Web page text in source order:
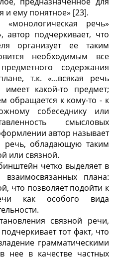
и ему понятное» [23].
речь»
автор подчеркивает, что
организует ее таким
необходимым все
содержания
т.к. «...всякая речь
какой-то предмет;
обращается к кому-то - к
собеседнику или
смысловых
автор называет
речь, обладающую таким
или связной.
четко выделяет в
плана:
что позволяет подойти к
как особого вида
связной речи,
тот факт, что
грамматическими
нее в качестве частных